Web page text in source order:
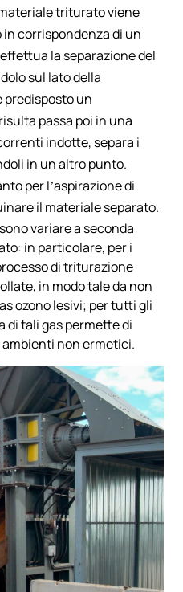
triturato viene
corrispondenza di un
la separazione del
sul lato della
predisposto un
passa poi in una
indotte, separa i
in un altro punto.
per l’aspirazione di
il materiale separato.
variare a seconda
in particolare, per i
di triturazione
in modo tale da non
ozono lesivi; per tutti gli
di tali gas permette di
non ermetici.